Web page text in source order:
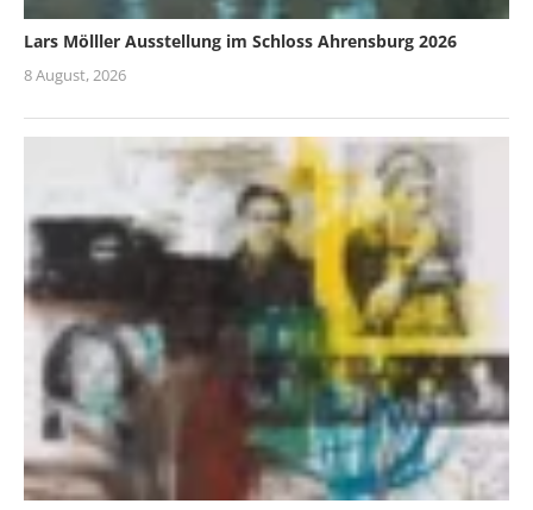
Lars Mölller Ausstellung im Schloss Ahrensburg 2026
8 August, 2026